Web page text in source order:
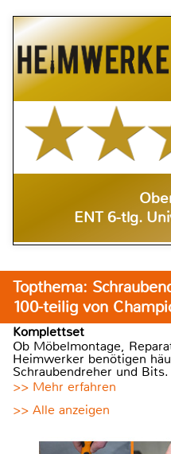
ENT 6-tlg.
Topthema:
100-teilig von
Komplettset
Ob Möbelmontage,
Heimwerker benötigen
Schraubendreher und Bits.
>> Mehr erfahren
>> Alle anzeigen